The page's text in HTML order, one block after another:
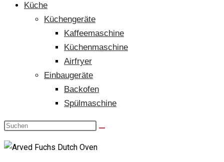
Küche
Küchengeräte
Kaffeemaschine
Küchenmaschine
Airfryer
Einbaugeräte
Backofen
Spülmaschine